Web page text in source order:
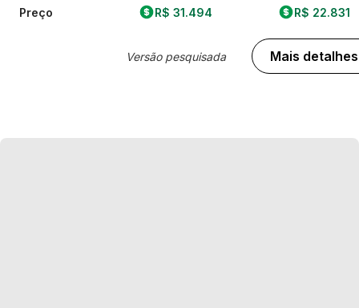
Preço R$ 31.494
Versão pesquisada
R$ 22.831
Mais detalhes